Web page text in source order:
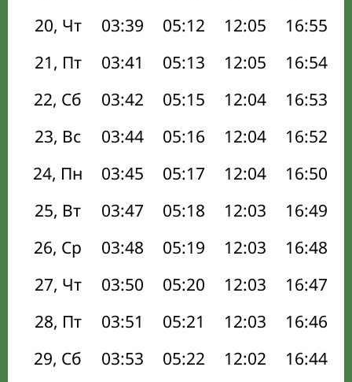
20, Чт
03:39 05:12 12:05 16:55
21, Пт
03:41 05:13 12:05 16:54
22, Сб
03:42 05:15 12:04 16:53
23, Вс
03:44 05:16 12:04 16:52
24, Пн
03:45 05:17 12:04 16:50
25, Вт
03:47 05:18 12:03 16:49
26, Ср
03:48 05:19 12:03 16:48
27, Чт
03:50 05:20 12:03 16:47
28, Пт
03:51 05:21 12:03 16:46
29, Сб
03:53 05:22 12:02 16:44